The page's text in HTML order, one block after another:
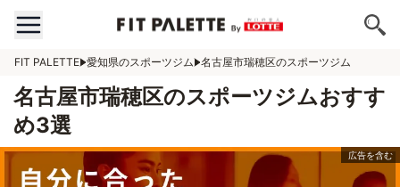
FIT PALETTE 愛知県のスポーツジム 名古屋市瑞穂区のスポーツジム
名古屋市瑞穂区のスポーツジムおすす
め3選